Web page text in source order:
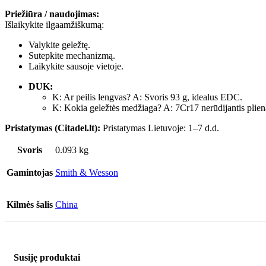
Priežiūra / naudojimas:
Išlaikykite ilgaamžiškumą:
Valykite geležtę.
Sutepkite mechanizmą.
Laikykite sausoje vietoje.
DUK:
K: Ar peilis lengvas? A: Svoris 93 g, idealus EDC.
K: Kokia geležtės medžiaga? A: 7Cr17 nerūdijantis
Pristatymas (Citadel.lt): Pristatymas Lietuvoje: 1–7 d.d.
Svoris 0.093 kg
Gamintojas Smith & Wesson
Kilmės šalis China
Susiję produktai